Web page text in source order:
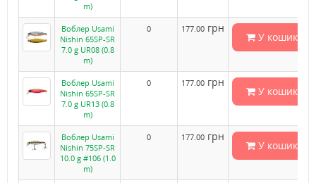
m)
Воблер Usami
Nishin 65SP-SR
7.0 g UR08 (0.8
m)
0 177.00 грн
У кошик
Воблер Usami
Nishin 65SP-SR
7.0 g UR13 (0.8
m)
0 177.00 грн
У кошик
Воблер Usami
Nishin 75SP-SR
10.0 g #106 (1.0
m)
0 177.00 грн
У кошик